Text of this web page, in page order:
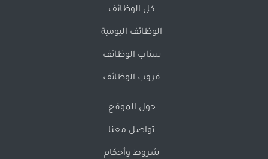
كل الوظائف
الوظائف اليومية
سناب الوظائف
قروب الوظائف
حول الموقع
تواصل معنا
شروط وأحكام